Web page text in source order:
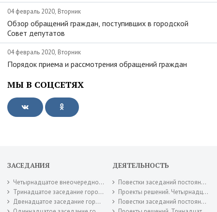
04 февраль 2020, Вторник
Обзор обращений граждан, поступивших в городской
Совет депутатов
04 февраль 2020, Вторник
Порядок приема и рассмотрения обращений граждан
МЫ В СОЦСЕТЯХ
ЗАСЕДАНИЯ
Четырнадцатое внеочередное заседание городского Совета депутатов 16 июля 2026 года.
Тринадцатое заседание городского Совета депутатов 30 июня 2026 года.
Двенадцатое заседание городского Совета депутатов 26 мая 2026 года.
ДЕЯТЕЛЬНОСТЬ
Повестки заседаний постоянных комиссий городского Совета депутатов. Июль 2026 года.
Проекты решений. Четырнадцатое внеочередное заседание городского Совета депутатов 16 июля 2026 года.
Повестки заседаний постоянных комиссий городского Совета депутатов. Июнь 2026 года.